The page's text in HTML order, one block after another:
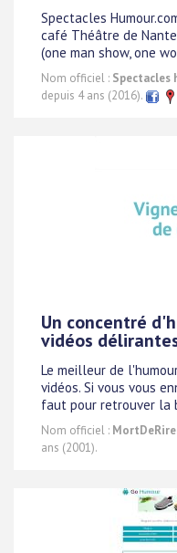
Spectacles
café Théâtre de
(one man show, one
Nom officiel : Spectacles
depuis 4 ans (2016).
Un concentré
vidéos
Le meilleur de
vidéos. Si vous vous
faut pour retrouver la
Nom officiel :
ans (2001).